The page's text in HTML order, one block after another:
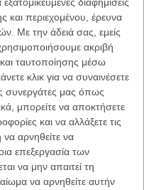
διαφημίσεις
και περιεχομένου, έρευνα
Με την άδειά σας, εμείς
ακριβή
ταυτοποίησης μέσω
κλικ για να συναινέσετε
συνεργάτες μας όπως
μπορείτε να αποκτήσετε
και να αλλάξετε τις
να αρνηθείτε να
επεξεργασία των
να μην απαιτεί τη
να αρνηθείτε αυτήν
Δεν σε κάνει
η επιτυχία. Είναι
επιφανειακό